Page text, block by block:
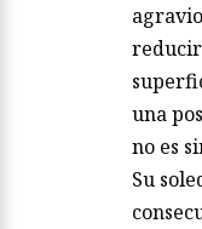
una
no es
Su